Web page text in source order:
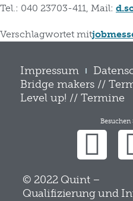
Tel.: 040 23703-411, Mail:
Verschlagwortet mit
Impressum
Bridge makers //
Level up! // Termine
Besuchen
© 2022 Quint –
Qualifizierung und